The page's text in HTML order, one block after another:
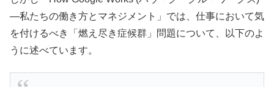
―私たちの働き方とマネジメント」では、仕事において気
を付けるべき「燃え尽き症候群」問題について、以下のよ
うに述べています。